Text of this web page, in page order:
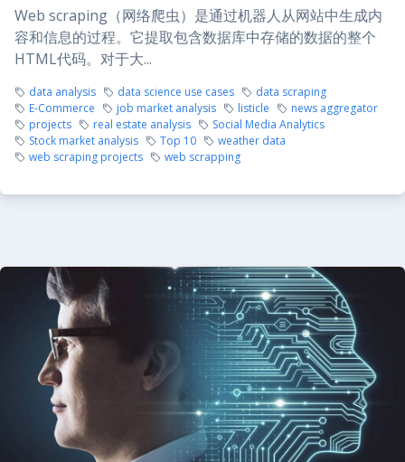
Web scraping（网络爬虫）是通过机器人从网站中生成内
容和信息的过程。它提取包含数据库中存储的数据的整个
HTML代码。对于大...
data analysis data science use cases
data scraping
E-Commerce
job market analysis listicle
news aggregator
projects
real estate analysis
Social Media Analytics
Stock market analysis
Top 10
weather data
web scraping projects
web scrapping